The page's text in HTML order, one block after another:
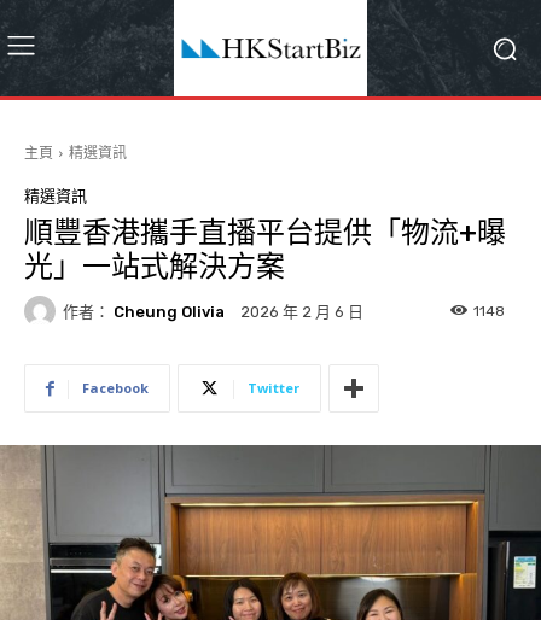
主頁 精選資訊
精選資訊
順豐香港攜手直播平台提供「物流+曝
光」一站式解決方案
作者： Cheung Olivia 2026 年 2 月 6 日 1148
Facebook Twitter